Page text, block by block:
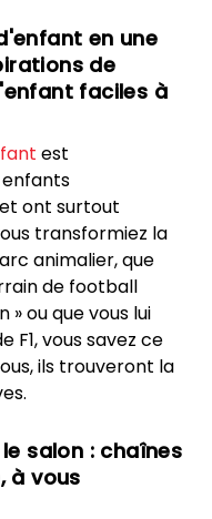
en une
de
faciles à
est
ont surtout
transformiez la
animalier, que
de football
» ou que vous lui
F1, vous savez ce
ils trouveront la
salon : chaînes
à vous